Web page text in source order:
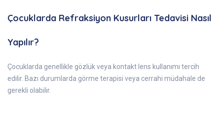
Çocuklarda Refraksiyon Kusurları Tedavisi Nasıl
Yapılır?
Çocuklarda genellikle gözlük veya kontakt lens kullanımı tercih
edilir. Bazı durumlarda görme terapisi veya cerrahi müdahale de
gerekli olabilir.